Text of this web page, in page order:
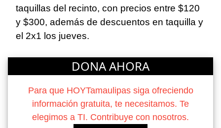
taquillas del recinto, con precios entre $120
y $300, además de descuentos en taquilla y
el 2x1 los jueves.
DONA AHORA
Para que HOYTamaulipas siga ofreciendo
información gratuita, te necesitamos. Te
elegimos a TI. Contribuye con nosotros.